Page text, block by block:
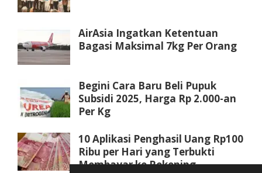
AirAsia Ingatkan Ketentuan
Bagasi Maksimal 7kg Per Orang
Begini Cara Baru Beli Pupuk
Subsidi 2025, Harga Rp 2.000-an
Per Kg
10 Aplikasi Penghasil Uang Rp100
Ribu per Hari yang Terbukti
Membayar ke Rekening